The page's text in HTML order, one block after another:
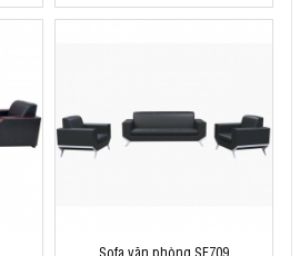
Sofa văn phòng SF709